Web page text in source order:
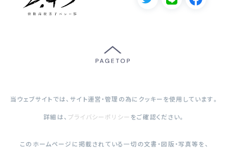
当ウェブサイトでは、サイト運営・管理の為にクッキーを使用しています。
詳細は、 プライバシーポリシー をご確認ください。
このホームページに掲載されている一切の文書・図版・写真等を、